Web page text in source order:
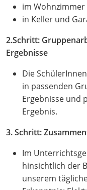
im Wohnzimmer
in Keller und
2.Schritt:
Ergebnisse
Die
in passenden
Ergebnisse und
Ergebnis.
3. Schritt:
Im
hinsichtlich der
unserem